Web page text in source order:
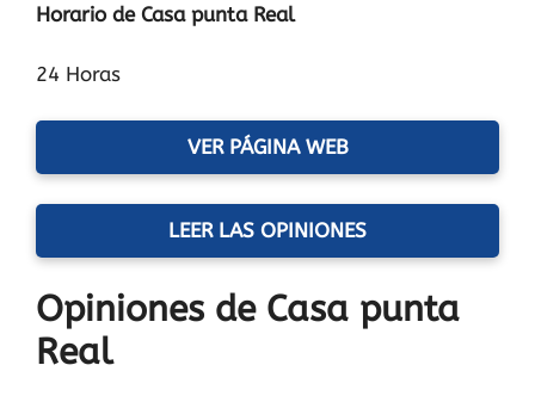
Horario de Casa punta Real
24 Horas
VER PÁGINA WEB
LEER LAS OPINIONES
Opiniones de Casa punta
Real